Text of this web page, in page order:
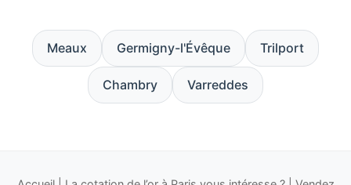
Meaux Germigny-l'Évêque Trilport
Chambry Varreddes